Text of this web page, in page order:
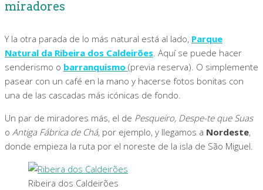
miradores
Y la otra parada de lo más natural está al lado, Parque
Natural da Ribeira dos Caldeirões. Aquí se puede hacer
senderismo o barranquismo (previa reserva). O simplemente
pasear con un café en la mano y hacerse fotos bonitas con
una de las cascadas más icónicas de fondo.
Un par de miradores más, el de Pesqueiro, Despe-te que Suas
o Antiga Fábrica de Chá, por ejemplo, y llegamos a Nordeste,
donde empieza la ruta por el noreste de la isla de São Miguel.
Ribeira dos Caldeirões